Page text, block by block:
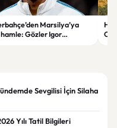
Marsilya’ya
Gözler Igor
Sevgilisi İçin Silaha
Yılı Tatil Bilgileri